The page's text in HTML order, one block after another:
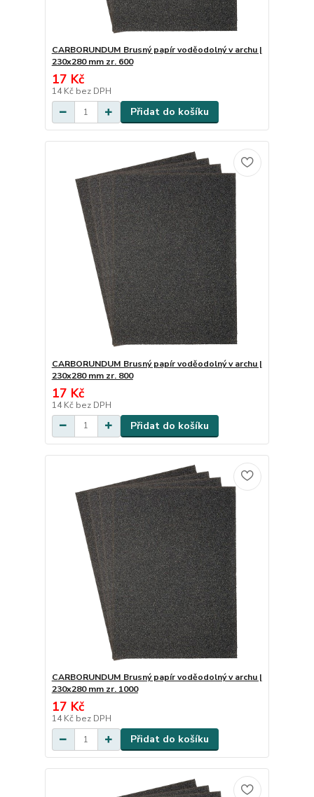
CARBORUNDUM Brusný papír voděodolný v archu |
230x280 mm zr. 600
17 Kč
14 Kč bez DPH
Přidat do košíku
CARBORUNDUM Brusný papír voděodolný v archu |
230x280 mm zr. 800
17 Kč
14 Kč bez DPH
Přidat do košíku
CARBORUNDUM Brusný papír voděodolný v archu |
230x280 mm zr. 1000
17 Kč
14 Kč bez DPH
Přidat do košíku